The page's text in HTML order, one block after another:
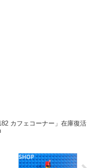
カフェコーナー」在庫復活